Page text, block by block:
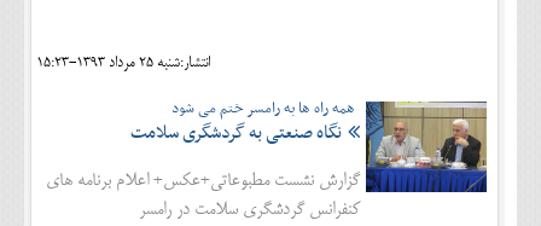
انتشار:شنبه 25 مرداد 1393-15:23
همه راه ها به رامسر ختم می شود
نگاه صنعتی به گردشگری سلامت
گزارش نشست مطبوعاتی+عکس+ اعلام برنامه های
کنفرانس گردشگری سلامت در رامسر